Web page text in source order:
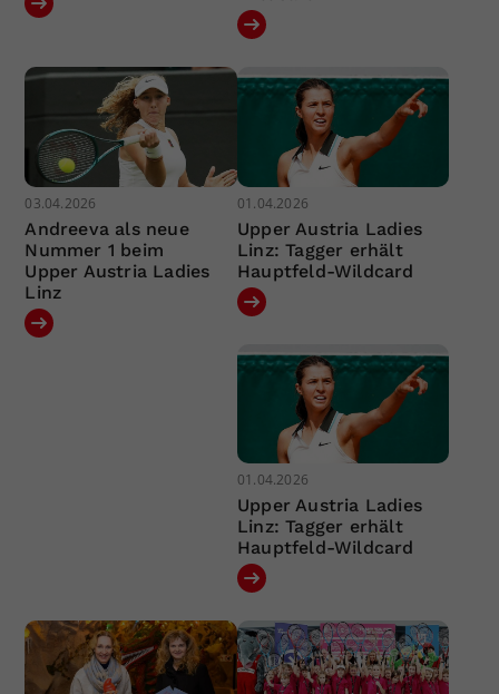
03.04.2026
Andreeva als neue
Nummer 1 beim
Upper Austria Ladies
Linz
01.04.2026
Upper Austria Ladies
Linz: Tagger erhält
Hauptfeld-Wildcard
01.04.2026
Upper Austria Ladies
Linz: Tagger erhält
Hauptfeld-Wildcard